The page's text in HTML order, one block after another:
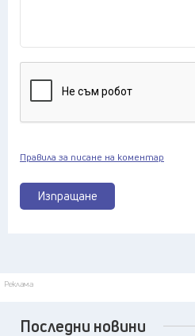
Изпращане
Правила за писане на коментар
Реклама
Последни новини